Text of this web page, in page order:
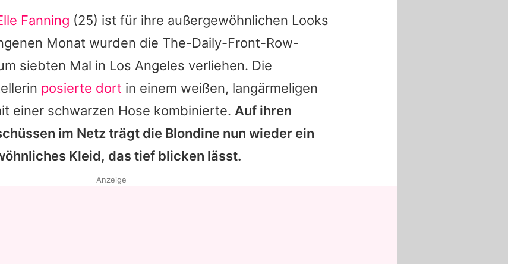
Fanning (25) ist für ihre außergewöhnlichen Looks
Monat wurden die The-Daily-Front-Row-
siebten Mal in Los Angeles verliehen. Die
posierte dort in einem weißen, langärmeligen
einer schwarzen Hose kombinierte. Auf ihren
im Netz trägt die Blondine nun wieder ein
Kleid, das tief blicken lässt.
Anzeige